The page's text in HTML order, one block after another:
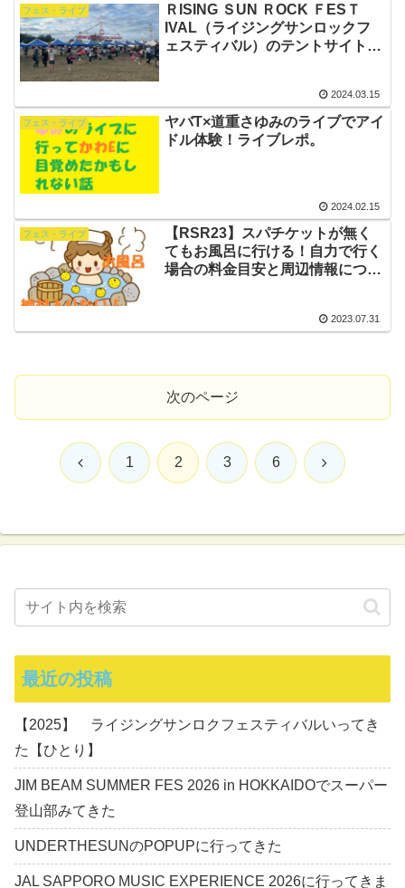
フェス・ライブ
ＲISING ＳUN ＲOCK ＦESＴ
IVAL（ライジングサンロックフ
ェスティバル）のテントサイト付
2024.03.15
フェス・ライブ
ヤバT×道重さゆみのライブでアイ
ドル体験！ライブレポ。
2024.02.15
フェス・ライブ
【RSR23】スパチケットが無く
てもお風呂に行ける！自力で行く
場合の料金目安と周辺情報につい
2023.07.31
次のページ
前 1 2 3 6 次
最近の投稿
【2025】 ライジングサンロクフェスティバルいってき
た【ひとり】
JIM BEAM SUMMER FES 2026 in HOKKAIDOでスーパー
登山部みてきた
UNDERTHESUNのPOPUPに行ってきた
JAL SAPPORO MUSIC EXPERIENCE 2026に行ってきま